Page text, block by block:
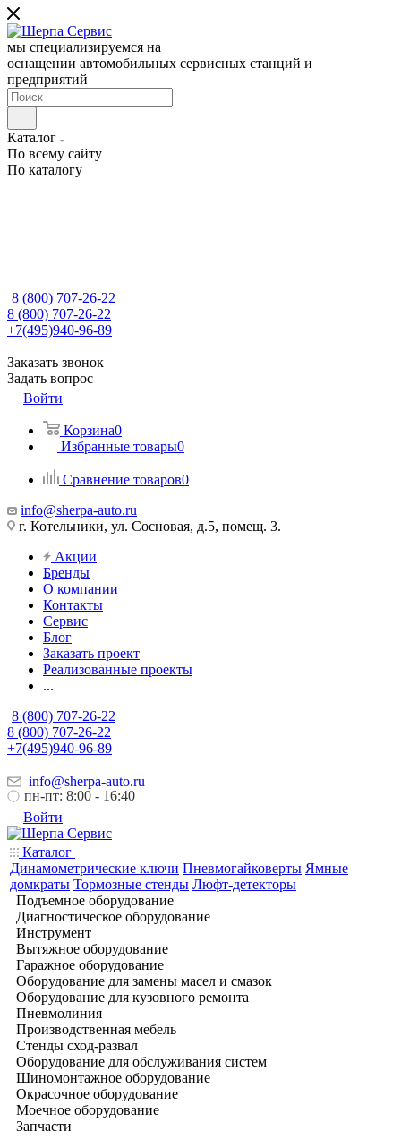
мы специализируемся на
оснащении автомобильных сервисных станций и
предприятий
Каталог
По всему сайту
По каталогу
8 (800) 707-26-22
8 (800) 707-26-22
+7(495)940-96-89
Заказать звонок
Задать вопрос
Войти
Корзина0
Избранные товары0
Сравнение товаров0
info@sherpa-auto.ru
г. Котельники, ул. Сосновая, д.5, помещ. 3.
Акции
Бренды
О компании
Контакты
Сервис
Блог
Заказать проект
Реализованные проекты
...
8 (800) 707-26-22
8 (800) 707-26-22
+7(495)940-96-89
info@sherpa-auto.ru
пн-пт: 8:00 - 16:40
Войти
Каталог
Динамометрические ключи Пневмогайковерты Ямные
домкраты Тормозные стенды Люфт-детекторы
Подъемное оборудование
Диагностическое оборудование
Инструмент
Вытяжное оборудование
Гаражное оборудование
Оборудование для замены масел и смазок
Оборудование для кузовного ремонта
Пневмолиния
Производственная мебель
Стенды сход-развал
Оборудование для обслуживания систем
Шиномонтажное оборудование
Окрасочное оборудование
Моечное оборудование
Запчасти